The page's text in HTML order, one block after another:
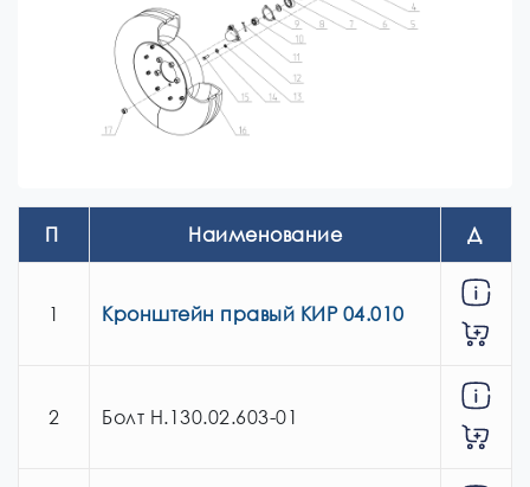
П Наименование Д
1 Кронштейн правый КИР 04.010
2 Болт Н.130.02.603-01